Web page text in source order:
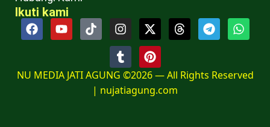
Ikuti kami
NU MEDIA JATI AGUNG ©2026 — All Rights Reserved
| nujatiagung.com